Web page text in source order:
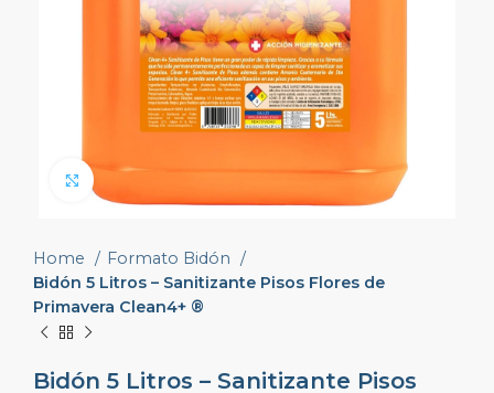
Home
Formato Bidón
Bidón 5 Litros – Sanitizante Pisos Flores de
Primavera Clean4+ ®
Bidón 5 Litros – Sanitizante Pisos